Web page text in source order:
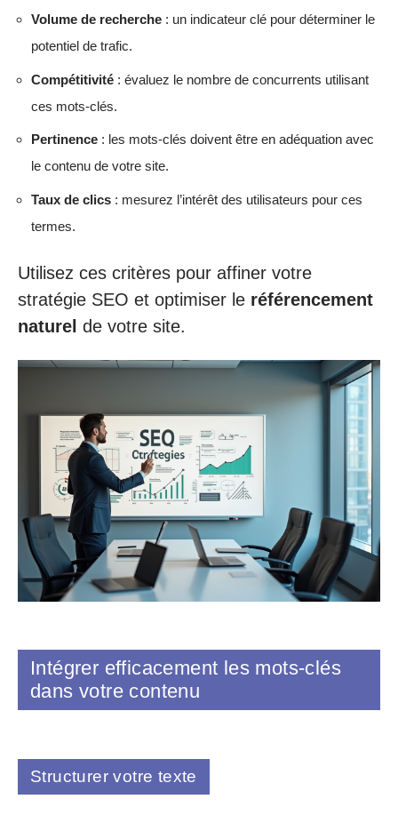
Volume de recherche : un indicateur clé pour déterminer le
potentiel de trafic.
Compétitivité : évaluez le nombre de concurrents utilisant
ces mots-clés.
Pertinence : les mots-clés doivent être en adéquation avec
le contenu de votre site.
Taux de clics : mesurez l’intérêt des utilisateurs pour ces
termes.
Utilisez ces critères pour affiner votre
stratégie SEO et optimiser le référencement
naturel de votre site.
Intégrer efficacement les mots-clés
dans votre contenu
Structurer votre texte